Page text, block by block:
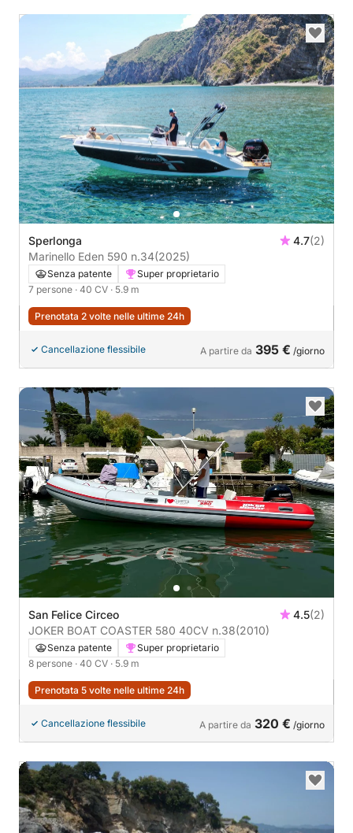
Sperlonga 4.7(2)
Marinello Eden 590 n.34(2025)
Senza patente
Super proprietario
7 persone · 40 CV · 5.9 m
Prenotata 2 volte nelle ultime 24h
Cancellazione flessibile A partire da 395 € /giorno
San Felice Circeo 4.5(2)
JOKER BOAT COASTER 580 40CV n.38(2010)
Senza patente
Super proprietario
8 persone · 40 CV · 5.9 m
Prenotata 5 volte nelle ultime 24h
Cancellazione flessibile A partire da 320 € /giorno